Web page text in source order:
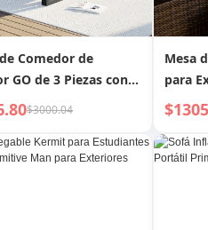
Comedor de
GO de 3 Piezas con 2
Mesa de Comedor de
con Textura Única en
Madera de Acacia
$3000.04
Mesa
para
Tapa